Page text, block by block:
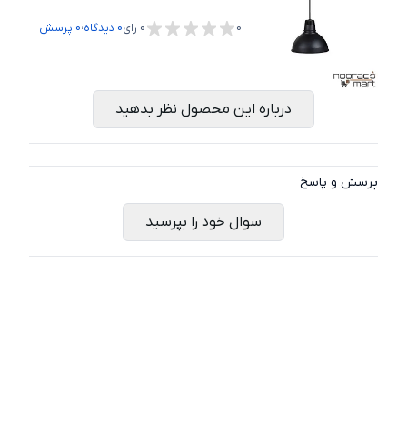
0
0 رای0 دیدگاه،0 پرسش
درباره این محصول نظر بدهید
پرسش و پاسخ
سوال خود را بپرسید